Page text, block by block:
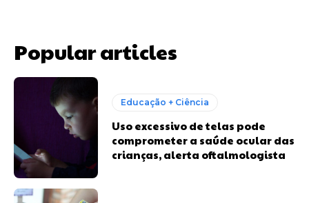
Popular articles
Educação + Ciência
Uso excessivo de telas pode
comprometer a saúde ocular das
crianças, alerta oftalmologista